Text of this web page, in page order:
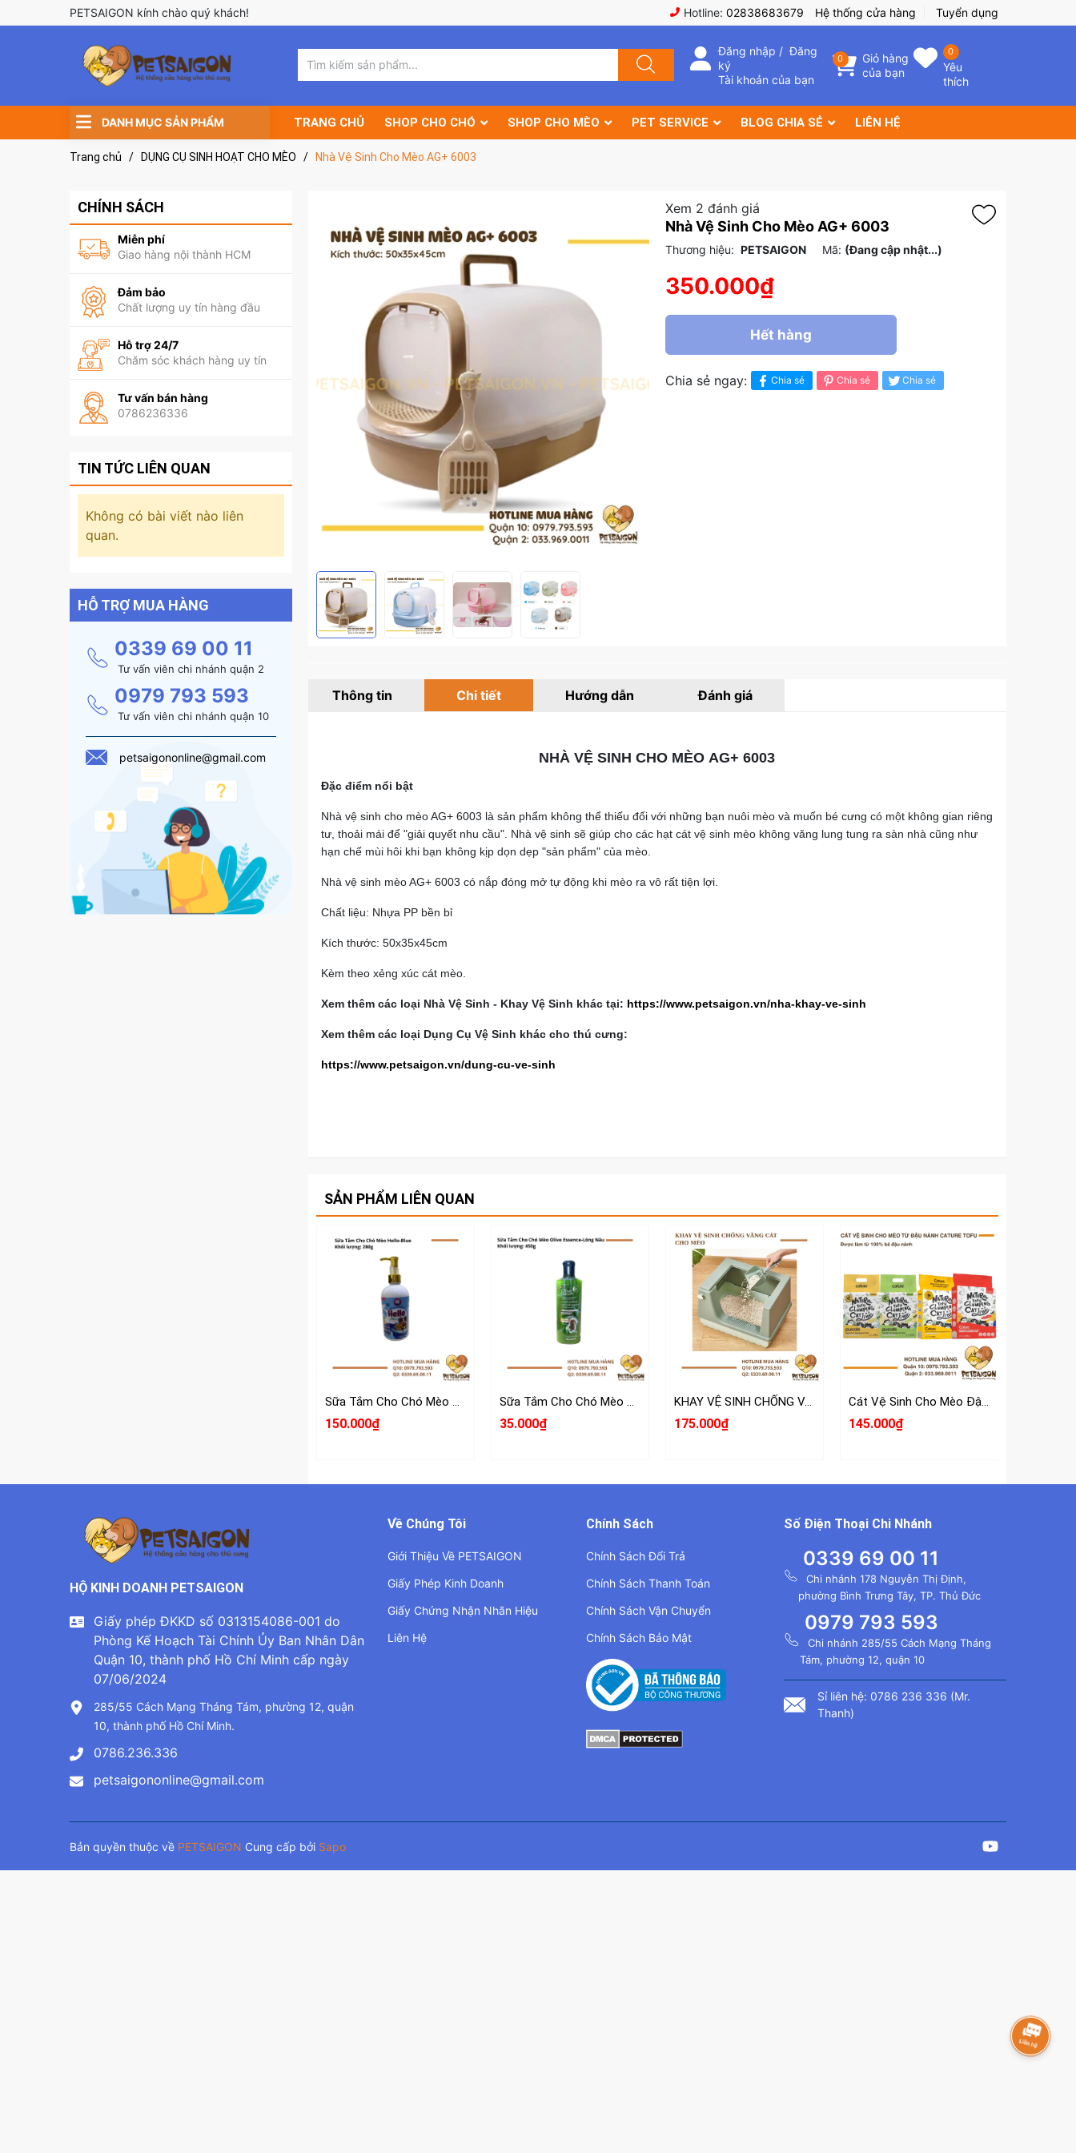
PETSAIGON kính chào quý khách! Hotline: 02838683679 Hệ thống cửa hàng Tuyển dụng
Đăng nhập /Đăng
ký
Tài khoản của bạn
0
Giỏ hàng
của bạn
0
Yêu
thích
DANH MỤC SẢN PHẨM TRANG CHỦ SHOP CHO CHÓ SHOP CHO MÈO PET SERVICE BLOG CHIA SẺ LIÊN HỆ
Trang chủ / DỤNG CỤ SINH HOẠT CHO MÈO / Nhà Vệ Sinh Cho Mèo AG+ 6003
Xem 2 đánh giá
Nhà Vệ Sinh Cho Mèo AG+ 6003
Thương hiệu: PETSAIGON Mã: (Đang cập nhật...)
350.000₫
Hết hàng
Chia sẻ ngay: Chia sẻ Chia sẻ Chia sẻ
Thông tin Chi tiết Hướng dẫn Đánh giá
NHÀ VỆ SINH CHO MÈO AG+ 6003
Đặc điểm nổi bật
Nhà vệ sinh cho mèo AG+ 6003 là sản phẩm không thể thiếu đối với những bạn nuôi mèo và muốn bé cưng có một không gian riêng
tư, thoải mái để "giải quyết nhu cầu". Nhà vệ sinh sẽ giúp cho các hạt cát vệ sinh mèo không văng lung tung ra sàn nhà cũng như
hạn chế mùi hôi khi bạn không kịp dọn dẹp "sản phẩm" của mèo.
Nhà vệ sinh mèo AG+ 6003 có nắp đóng mở tự động khi mèo ra vô rất tiện lợi.
Chất liệu: Nhựa PP bền bỉ
Kích thước: 50x35x45cm
Kèm theo xẻng xúc cát mèo.
Xem thêm các loại Nhà Vệ Sinh - Khay Vệ Sinh khác tại: https://www.petsaigon.vn/nha-khay-ve-sinh
Xem thêm các loại Dụng Cụ Vệ Sinh khác cho thú cưng:
https://www.petsaigon.vn/dung-cu-ve-sinh
SẢN PHẨM LIÊN QUAN
Sữa Tắm Cho Chó Mèo Hello 280g
150.000₫
Sữa Tắm Cho Chó Mèo Olive Essence
35.000₫
KHAY VỆ SINH CHỐNG VĂNG CÁT CHO MÈO
175.000₫
Cát Vệ Sinh Cho Mèo Đậu Nành Cature Tofu
145.000₫
CHÍNH SÁCH
Miễn phí
Giao hàng nội thành HCM
Đảm bảo
Chất lượng uy tín hàng đầu
Hỗ trợ 24/7
Chăm sóc khách hàng uy tín
Tư vấn bán hàng
0786236336
TIN TỨC LIÊN QUAN
Không có bài viết nào liên
quan.
HỖ TRỢ MUA HÀNG
0339 69 00 11
Tư vấn viên chi nhánh quận 2
0979 793 593
Tư vấn viên chi nhánh quận 10
petsaigononline@gmail.com
HỘ KINH DOANH PETSAIGON
Giấy phép ĐKKD số 0313154086-001 do
Phòng Kế Hoạch Tài Chính Ủy Ban Nhân Dân
Quận 10, thành phố Hồ Chí Minh cấp ngày
07/06/2024
285/55 Cách Mạng Tháng Tám, phường 12, quận
10, thành phố Hồ Chí Minh.
0786.236.336
petsaigononline@gmail.com
Về Chúng Tôi
Giới Thiệu Về PETSAIGON
Giấy Phép Kinh Doanh
Giấy Chứng Nhận Nhãn Hiệu
Liên Hệ
Chính Sách
Chính Sách Đổi Trả
Chính Sách Thanh Toán
Chính Sách Vận Chuyển
Chính Sách Bảo Mật
Số Điện Thoại Chi Nhánh
0339 69 00 11
Chi nhánh 178 Nguyễn Thị Định,
phường Bình Trưng Tây, TP. Thủ Đức
0979 793 593
Chi nhánh 285/55 Cách Mạng Tháng
Tám, phường 12, quận 10
Sỉ liên hệ: 0786 236 336 (Mr.
Thanh)
Bản quyền thuộc về PETSAIGON Cung cấp bởi Sapo